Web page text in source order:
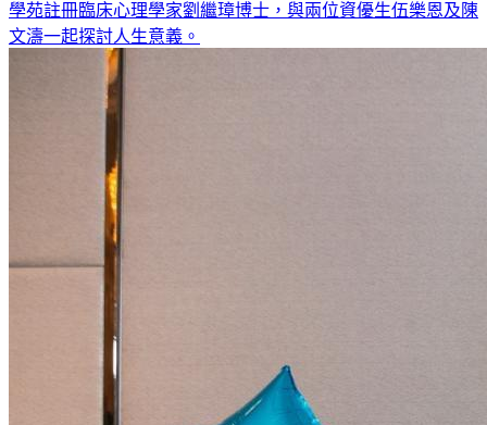
學苑註冊臨床心理學家劉繼璋博士，與兩位資優生伍樂恩及陳
文濤一起探討人生意義。